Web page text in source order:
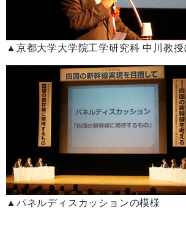
▲京都大学大学院工学研究科 中川教授
▲パネルディスカッションの模様